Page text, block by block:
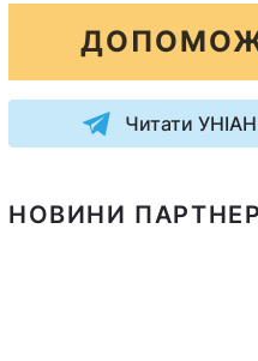
Читати
НОВИНИ